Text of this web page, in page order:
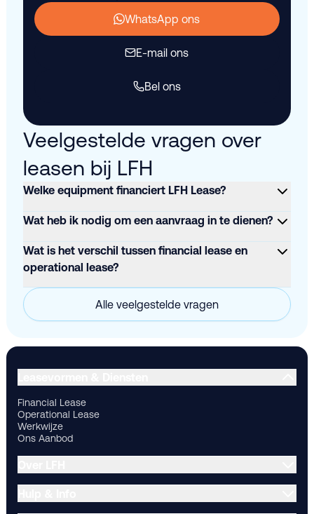
WhatsApp ons
E-mail ons
Bel ons
Veelgestelde vragen over
leasen bij LFH
Welke equipment financiert LFH Lease?
Wat heb ik nodig om een aanvraag in te dienen?
Wat is het verschil tussen financial lease en
operational lease?
Alle veelgestelde vragen
Financial Lease
Operational Lease
Werkwijze
Ons Aanbod